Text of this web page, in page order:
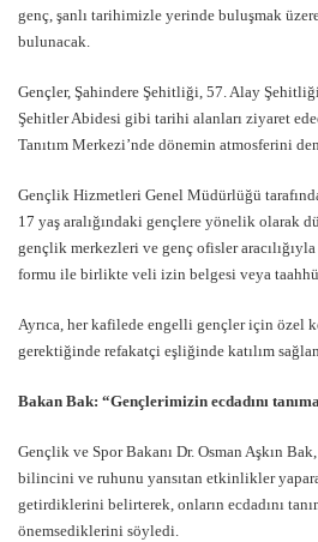
genç, şanlı tarihimizle yerinde buluşmak
bulunacak.
Gençler, Şahindere Şehitliği, 57. Alay
Şehitler Abidesi gibi tarihi alanları ziyaret
Tanıtım Merkezi’nde dönemin atmosferini
Gençlik Hizmetleri Genel Müdürlüğü
17 yaş aralığındaki gençlere yönelik olarak
gençlik merkezleri ve genç ofisler
formu ile birlikte veli izin belgesi veya
Ayrıca, her kafilede engelli gençler için özel
gerektiğinde refakatçi eşliğinde katılım
Bakan Bak: “Gençlerimizin ecdadını
Gençlik ve Spor Bakanı Dr. Osman Aşkın
bilincini ve ruhunu yansıtan etkinlikler
getirdiklerini belirterek, onların ecdadını
önemsediklerini söyledi.